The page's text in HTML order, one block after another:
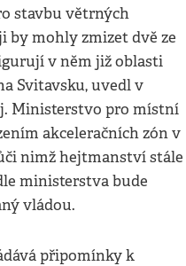
stavbu větrných
by mohly zmizet dvě ze
v něm již oblasti
Svitavsku, uvedl v
Ministerstvo pro místní
akceleračních zón v
nimž hejtmanství stále
ministerstva bude
vládou.
připomínky k